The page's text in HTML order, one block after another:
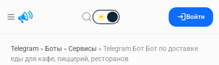
Войти
Telegram » Боты » Сервисы » Telegram Бот Бот по доставке
еды для кафе, пиццерий, ресторанов